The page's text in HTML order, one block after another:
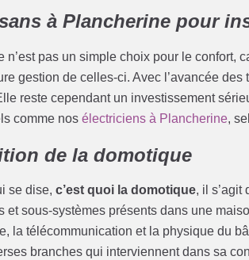
à Plancherine pour
n’est pas un simple choix pour le confort,
gestion de celles-ci. Avec l’avancée
reste cependant un investissement
comme nosélectriciens à Plancherine,
de la domotique
se dise,c’est quoi la domotique, il s’agit
et sous-systèmes présents dans une
la télécommunication et la physique du
branches qui interviennent dans sa